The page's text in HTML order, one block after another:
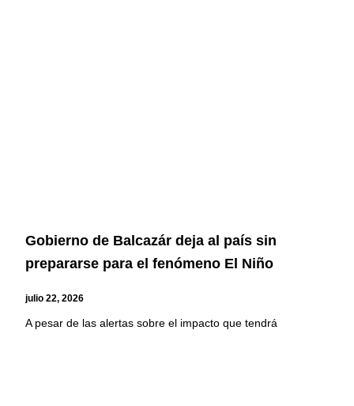
Gobierno de Balcazár deja al país sin
prepararse para el fenómeno El Niño
julio 22, 2026
A pesar de las alertas sobre el impacto que tendrá